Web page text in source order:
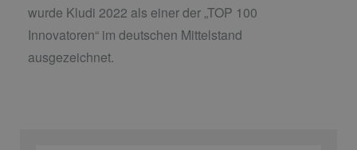
wurde Kludi 2022 als einer der „TOP 100
Innovatoren“ im deutschen Mittelstand
ausgezeichnet.